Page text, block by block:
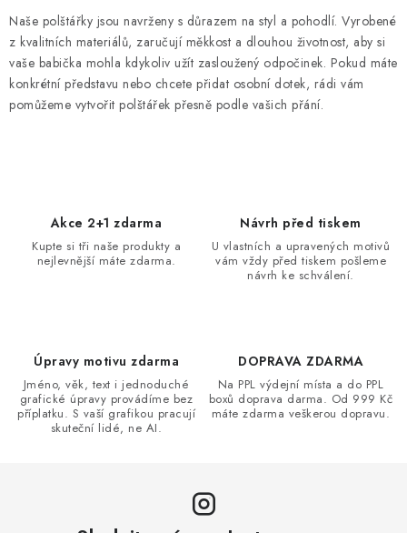
v
l
á
d
a
u
Naše polštářky jsou navrženy s důrazem na styl a pohodlí. Vyrobené
z kvalitních materiálů, zaručují měkkost a dlouhou životnost, aby si
vaše babička mohla kdykoliv užít zasloužený odpočinek. Pokud máte
konkrétní představu nebo chcete přidat osobní dotek, rádi vám
pomůžeme vytvořit polštářek přesně podle vašich přání.
Akce 2+1 zdarma
Kupte si tři naše produkty a
nejlevnější máte zdarma.
Návrh před tiskem
U vlastních a upravených motivů
vám vždy před tiskem pošleme
návrh ke schválení.
Úpravy motivu zdarma
Jméno, věk, text i jednoduché
grafické úpravy provádíme bez
příplatku. S vaší grafikou pracují
skuteční lidé, ne AI.
DOPRAVA ZDARMA
Na PPL výdejní místa a do PPL
boxů doprava darma. Od 999 Kč
máte zdarma veškerou dopravu.